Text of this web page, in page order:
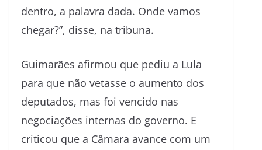
dentro, a palavra dada. Onde vamos
chegar?”, disse, na tribuna.
Guimarães afirmou que pediu a Lula
para que não vetasse o aumento dos
deputados, mas foi vencido nas
negociações internas do governo. E
criticou que a Câmara avance com um